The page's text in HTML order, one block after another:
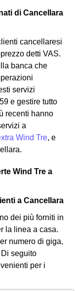
di Cancellara
cancellaresi
detti VAS.
banca che
servizi
e gestire tutto
recenti hanno
a
Wind Tre, e
Wind Tre a
a Cancellara
dei più forniti in
la linea a casa.
numero di giga,
Di seguito
per i